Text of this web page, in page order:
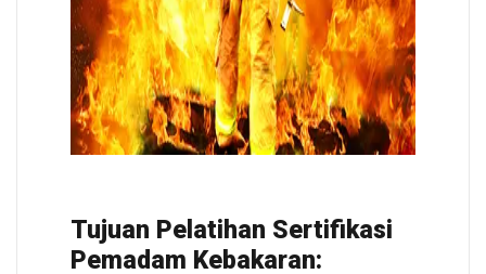
Tujuan Pelatihan Sertifikasi
Pemadam Kebakaran: